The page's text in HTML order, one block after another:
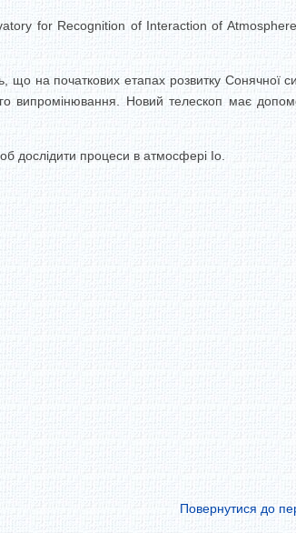
for Recognition of Interaction of
на початкових етапах розвитку Сонячної
випромінювання. Новий телескоп має
дослідити процеси в атмосфері Іо.
Повернутися до